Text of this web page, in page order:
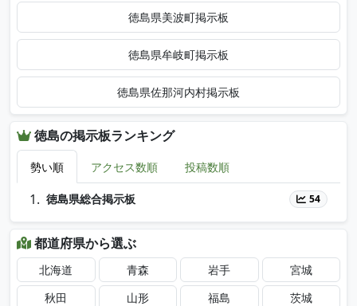
徳島県美波町掲示板
徳島県牟岐町掲示板
徳島県佐那河内村掲示板
徳島の掲示板ランキング
勢い順 アクセス数順 投稿数順
徳島県総合掲示板 54
都道府県から選ぶ
北海道 青森 岩手
宮城
秋田
山形 福島
茨城